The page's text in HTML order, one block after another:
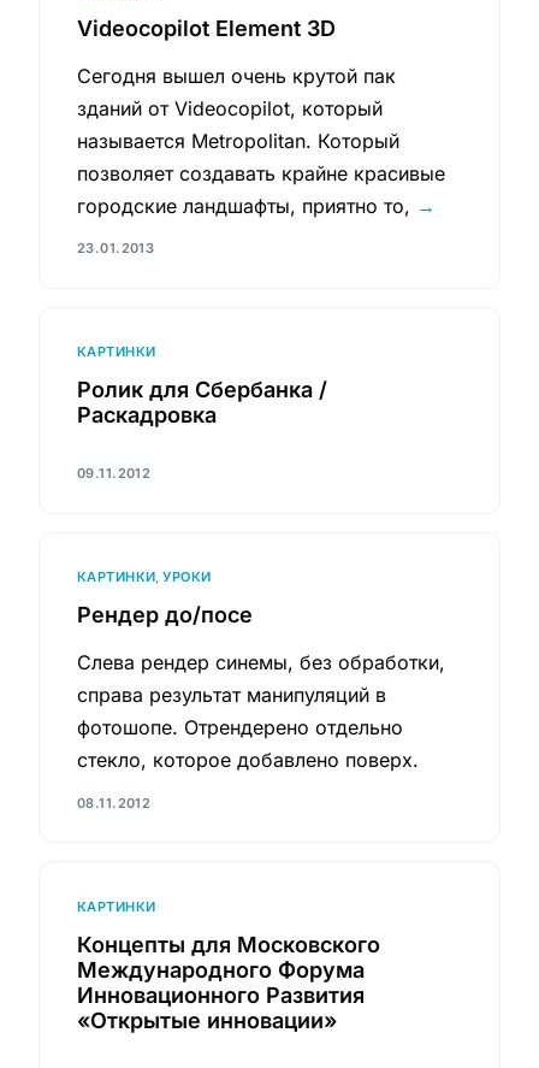
Videocopilot Element 3D
Сегодня вышел очень крутой пак
зданий от Videocopilot, который
называется Metropolitan. Который
позволяет создавать крайне красивые
городские ландшафты, приятно то, →
23.01.2013
КАРТИНКИ
Ролик для Сбербанка /
Раскадровка
09.11.2012
КАРТИНКИ,УРОКИ
Рендер до/посе
Слева рендер синемы, без обработки,
справа результат манипуляций в
фотошопе. Отрендерено отдельно
стекло, которое добавлено поверх.
08.11.2012
КАРТИНКИ
Концепты для Московского
Международного Форума
Инновационного Развития
«Открытые инновации»